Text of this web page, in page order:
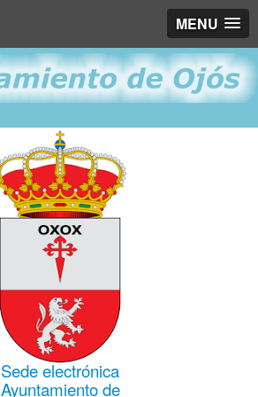
MENU
Sede electrónica
Ayuntamiento de